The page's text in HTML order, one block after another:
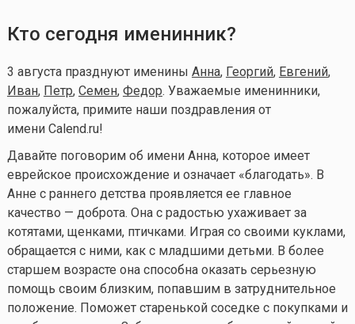
Кто сегодня именинник?
3 августа празднуют именины Анна, Георгий, Евгений,
Иван, Петр, Семен, Федор. Уважаемые именинники,
пожалуйста, примите наши поздравления от
имени Calend.ru!
Давайте поговорим об имени Анна, которое имеет
еврейское происхождение и означает «благодать». В
Анне с раннего детства проявляется ее главное
качество — доброта. Она с радостью ухаживает за
котятами, щенками, птичками. Играя со своими куклами,
обращается с ними, как с младшими детьми. В более
старшем возрасте она способна оказать серьезную
помощь своим близким, попавшим в затруднительное
положение. Поможет старенькой соседке с покупками и